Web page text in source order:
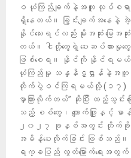
ဝ ယုံကြည်ချက်နဲ့အတူ လုပ်စရ
ရှိနေတယ်။ ခြွင်းချက်အနေနဲ့
နိုင်သေးရင်လည်း မိုးအဆုံး မြေအ
တယ်။ ငါတို့တွေရဲ့ ပေးဆပ်ထား
ဖြစ်စေရ။ နိုင်ကို နိုင်ရမယ်
ယုံကြည်မှု သန္နိဋ္ဌာန်နဲ့အတူ ငါ
တိုက်ပွဲဝင်ကြရမယ်လို့ (၁၇) နှစ်
မှာကြားလိုက်တယ်” ဆိုပြီး ထည့်သွင်း
သည့် စစ်တွေ၊ ကျောက်ဖြူနှင့် မာ
၂၀၂၇ ခုနှစ်အတွင်း တိုက်ခို
အမိန့်ပေးလိုက်ခြင်း ဖြစ်သည်။
ရက္ခပြည် လွတ်မြောက်ရေးအ